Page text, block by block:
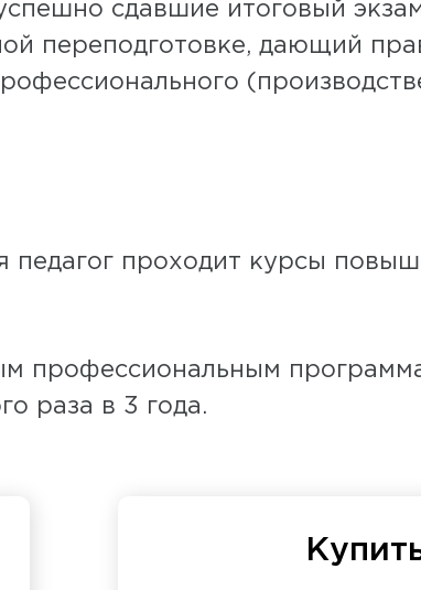
сдавшие итоговый
переподготовке, дающий
проходит курсы
профессиональным
раза в 3 года.